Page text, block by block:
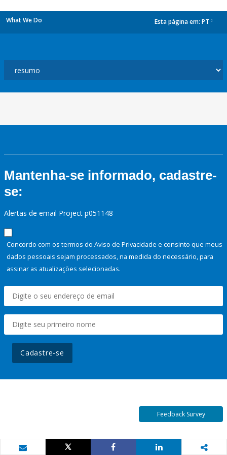
What We Do Esta página em: PT
Mantenha-se informado, cadastre-
se:
Alertas de email Project p051148
Concordo com os termos do Aviso de Privacidade e consinto que meus
dados pessoais sejam processados, na medida do necessário, para
assinar as atualizações selecionadas.
Cadastre-se
Feedback Survey